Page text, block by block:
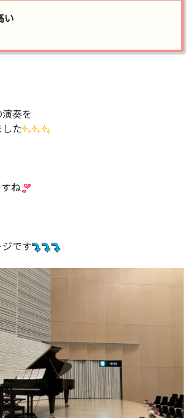
い
奏を
た
ね
です